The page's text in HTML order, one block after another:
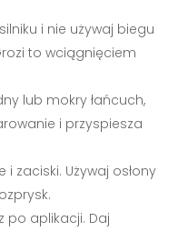
i nie używaj biegu
to wciągnięciem
lub mokry łańcuch,
i przyspiesza
zaciski. Używaj osłony
po aplikacji. Daj